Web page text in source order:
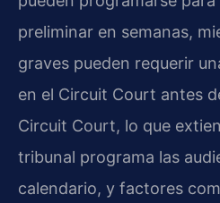
preliminar en semanas,
graves pueden requerir
en el Circuit Court antes
Circuit Court, lo que
tribunal programa las
calendario, y factores